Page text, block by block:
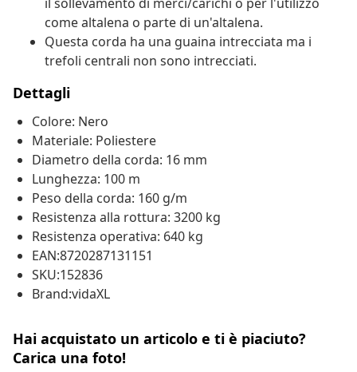
come altalena o parte di un'altalena.
Questa corda ha una guaina intrecciata ma i
trefoli centrali non sono intrecciati.
Dettagli
Colore: Nero
Materiale: Poliestere
Diametro della corda: 16 mm
Lunghezza: 100 m
Peso della corda: 160 g/m
Resistenza alla rottura: 3200 kg
Resistenza operativa: 640 kg
EAN:8720287131151
SKU:152836
Brand:vidaXL
Hai acquistato un articolo e ti è piaciuto?
Carica una foto!